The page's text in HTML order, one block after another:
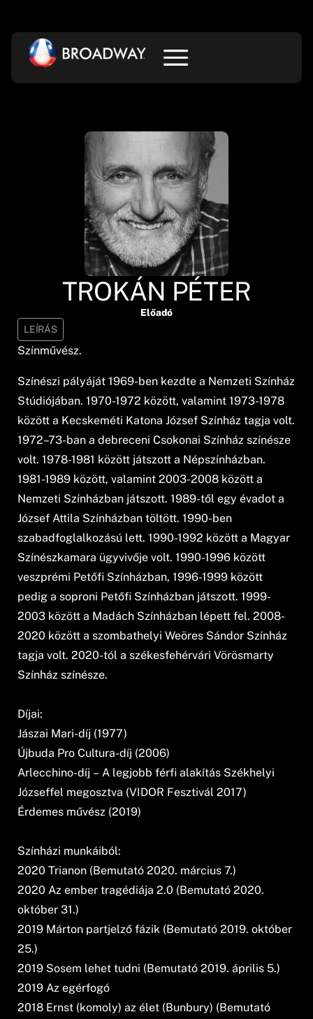
TROKÁN PÉTER
Előadó
LEÍRÁS
Színművész.
Színészi pályáját 1969-ben kezdte a Nemzeti Színház
Stúdiójában. 1970-1972 között, valamint 1973-1978
között a Kecskeméti Katona József Színház tagja volt.
1972–73-ban a debreceni Csokonai Színház színésze
volt. 1978-1981 között játszott a Népszínházban.
1981-1989 között, valamint 2003-2008 között a
Nemzeti Színházban játszott. 1989-től egy évadot a
József Attila Színházban töltött. 1990-ben
szabadfoglalkozású lett. 1990-1992 között a Magyar
Színészkamara ügyvivője volt. 1990-1996 között
veszprémi Petőfi Színházban, 1996-1999 között
pedig a soproni Petőfi Színházban játszott. 1999-
2003 között a Madách Színházban lépett fel. 2008-
2020 között a szombathelyi Weöres Sándor Színház
tagja volt. 2020-tól a székesfehérvári Vörösmarty
Színház színésze.
Díjai:
Jászai Mari-díj (1977)
Újbuda Pro Cultura-díj (2006)
Arlecchino-díj – A legjobb férfi alakítás Székhelyi
Józseffel megosztva (VIDOR Fesztivál 2017)
Érdemes művész (2019)
Színházi munkáiból:
2020 Trianon (Bemutató 2020. március 7.)
2020 Az ember tragédiája 2.0 (Bemutató 2020.
október 31.)
2019 Márton partjelző fázik (Bemutató 2019. október
25.)
2019 Sosem lehet tudni (Bemutató 2019. április 5.)
2019 Az egérfogó
2018 Ernst (komoly) az élet (Bunbury) (Bemutató